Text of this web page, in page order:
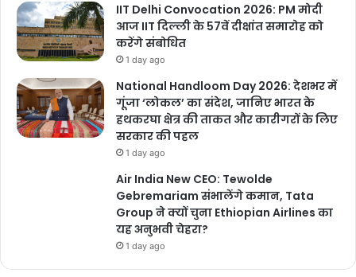
IIT Delhi Convocation 2026: PM मोदी
आज IIT दिल्ली के 57वें दीक्षांत समारोह को
करेंगे संबोधित
1 day ago
National Handloom Day 2026: देशभर में
गूंजा ‘लोकल’ का संदेश, जानिए भारत के
हथकरघा क्षेत्र की ताकत और कारीगरों के लिए
सरकार की पहल
1 day ago
Air India New CEO: Tewolde
Gebremariam संभालेंगे कमान, Tata
Group ने क्यों चुना Ethiopian Airlines का
यह अनुभवी चेहरा?
1 day ago